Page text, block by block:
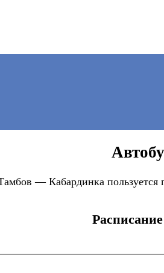
— Кабардинка